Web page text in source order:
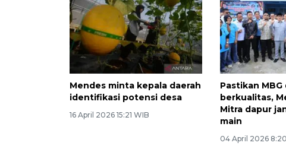
Mendes minta kepala daerah
identifikasi potensi desa
16 April 2026 15:21 WIB
Pastikan MBG
berkualitas,
Mitra dapur
main
04 April 2026